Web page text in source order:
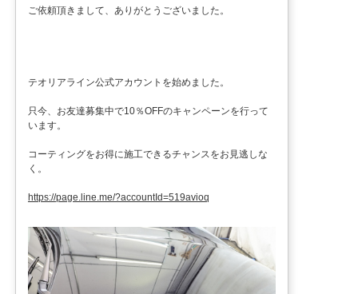
ご依頼頂きまして、ありがとうございました。
テオリアライン公式アカウントを始めました。
只今、お友達募集中で10％OFFのキャンペーンを行って
います。
コーティングをお得に施工できるチャンスをお見逃しな
く。
https://page.line.me/?accountId=519avioq